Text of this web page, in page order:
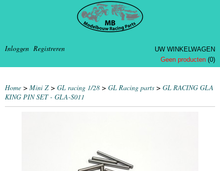
Inloggen Registreren
UW WINKELWAGEN
Geen producten (0)
Home > Mini Z> GL racing 1/28 > GL Racing parts > GL RACING GLA
KING PIN SET - GLA-S011